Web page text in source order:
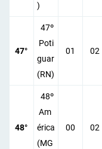
)
47°
47º
Poti
guar
(RN)
01 02
48°
48º
Am
érica
(MG
00 02